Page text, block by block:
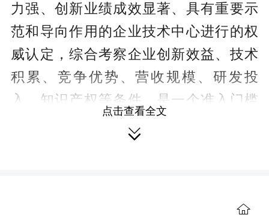
力强、创新业绩成效显著、具有重要示
范和导向作用的企业技术中心进行的权
威认定，综合考察企业创新效益、技术
积累、竞争优势、营收规模、研发投
入、知识产权等条件，是一个准入门槛
域。尤其值得注意的是，多家企业此前
点击查看全文
